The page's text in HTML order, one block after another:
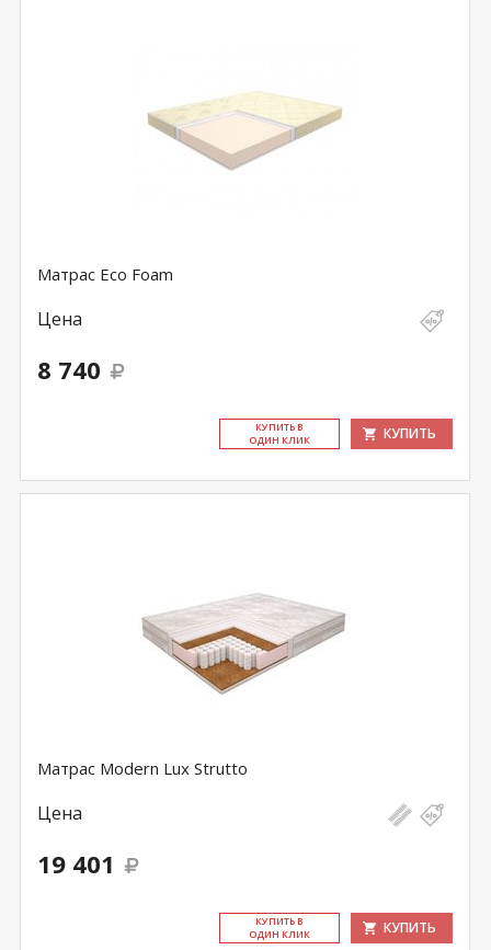
Матрас Eco Foam
Цена
8 740
КУ­ПИТЬ В
ОДИН КЛИК
КУПИТЬ
Матрас Modern Lux Strutto
Цена
19 401
КУ­ПИТЬ В
ОДИН КЛИК
КУПИТЬ